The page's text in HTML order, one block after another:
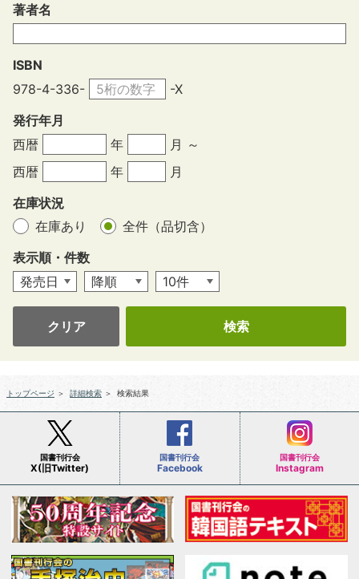
著者名
ISBN
978-4-336-
-X
発行年月
西暦
年
月 ～
西暦
年
月
在庫状況
在庫あり
全件（品切含）
表示順・件数
クリア
トップページ ＞ 詳細検索 ＞ 検索結果
国書刊行会
X(旧Twitter)
国書刊行会
Facebook
国書刊行会
Instagram